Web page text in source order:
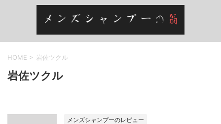
HOME > 岩佐ツクル
岩佐ツクル
メンズシャンプーのレビュー